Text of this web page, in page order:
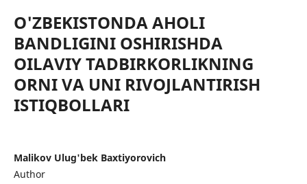
O'ZBEKISTONDA AHOLI
BANDLIGINI OSHIRISHDA
OILAVIY TADBIRKORLIKNING
ORNI VA UNI RIVOJLANTIRISH
ISTIQBOLLARI
Malikov Ulug'bek Baxtiyorovich
Author